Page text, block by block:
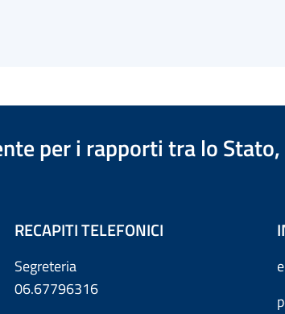
per i rapporti tra lo
RECAPITI TELEFONICI
Segreteria
06.67796316